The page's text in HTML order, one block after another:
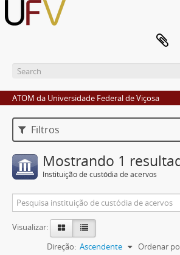
ATOM da Universidade Federal de Viçosa
Filtros
Mostrando 1
Instituição de custódia de acervos
Visualizar:
Ordenar
Direção: Ascendente